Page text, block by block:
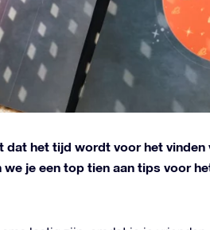
het tijd wordt voor het vinden
je een top tien aan tips voor